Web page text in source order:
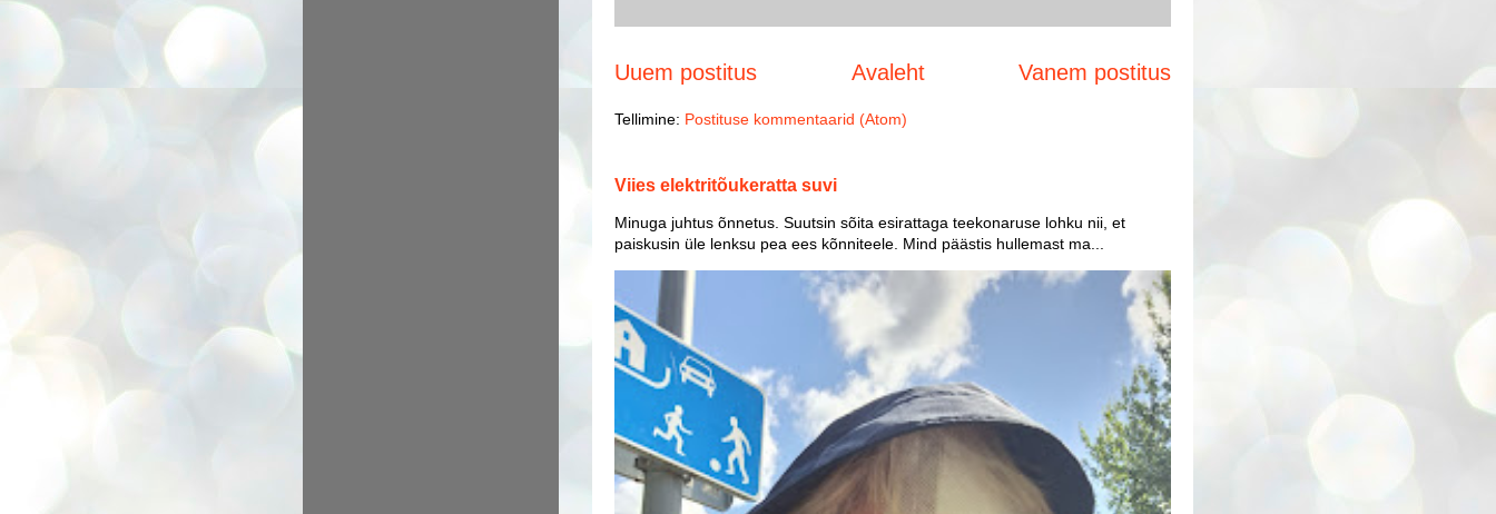
Uuem postitus Vanem postitus
Avaleht
Tellimine: Postituse kommentaarid (Atom)
Viies elektritõukeratta suvi
Minuga juhtus õnnetus. Suutsin sõita esirattaga teekonaruse lohku nii, et
paiskusin üle lenksu pea ees kõnniteele. Mind päästis hullemast ma...